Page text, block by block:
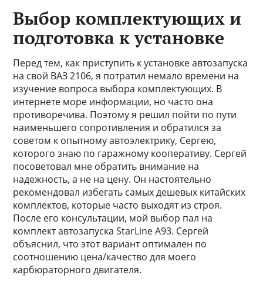
Выбор комплектующих и
подготовка к установке
Перед тем, как приступить к установке автозапуска
на свой ВАЗ 2106, я потратил немало времени на
изучение вопроса выбора комплектующих. В
интернете море информации, но часто она
противоречива. Поэтому я решил пойти по пути
наименьшего сопротивления и обратился за
советом к опытному автоэлектрику, Сергею,
которого знаю по гаражному кооперативу. Сергей
посоветовал мне обратить внимание на
надежность, а не на цену. Он настоятельно
рекомендовал избегать самых дешевых китайских
комплектов, которые часто выходят из строя.
После его консультации, мой выбор пал на
комплект автозапуска StarLine A93. Сергей
объяснил, что этот вариант оптимален по
соотношению цена/качество для моего
карбюраторного двигателя.